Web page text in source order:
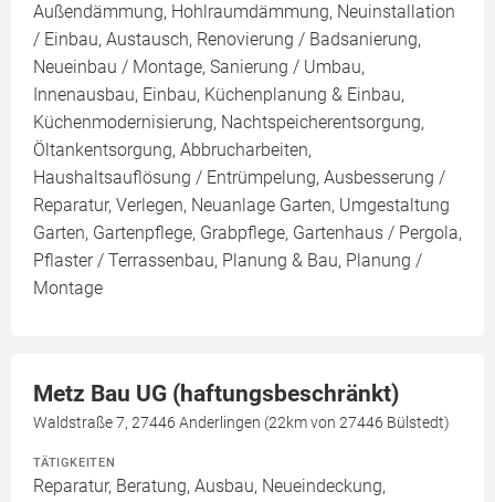
Außendämmung, Hohlraumdämmung, Neuinstallation
/ Einbau, Austausch, Renovierung / Badsanierung,
Neueinbau / Montage, Sanierung / Umbau,
Innenausbau, Einbau, Küchenplanung & Einbau,
Küchenmodernisierung, Nachtspeicherentsorgung,
Öltankentsorgung, Abbrucharbeiten,
Haushaltsauflösung / Entrümpelung, Ausbesserung /
Reparatur, Verlegen, Neuanlage Garten, Umgestaltung
Garten, Gartenpflege, Grabpflege, Gartenhaus / Pergola,
Pflaster / Terrassenbau, Planung & Bau, Planung /
Montage
Metz Bau UG (haftungsbeschränkt)
Waldstraße 7, 27446 Anderlingen (22km von 27446 Bülstedt)
TÄTIGKEITEN
Reparatur, Beratung, Ausbau, Neueindeckung,